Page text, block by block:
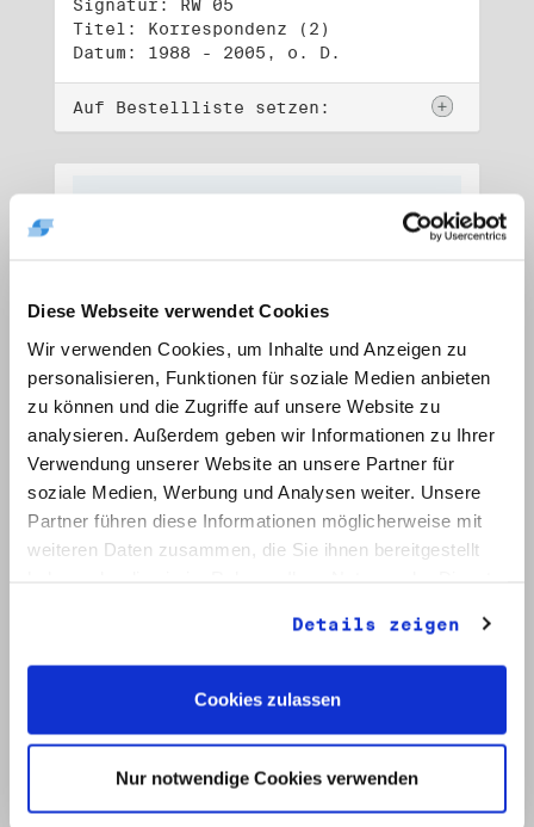
Diese Webseite verwendet Cookies
Wir verwenden Cookies, um Inhalte und Anzeigen zu
personalisieren, Funktionen für soziale Medien anbieten
zu können und die Zugriffe auf unsere Website zu
analysieren. Außerdem geben wir Informationen zu Ihrer
Verwendung unserer Website an unsere Partner für
soziale Medien, Werbung und Analysen weiter. Unsere
Partner führen diese Informationen möglicherweise mit
weiteren Daten zusammen, die Sie ihnen bereitgestellt
Details zeigen
Cookies zulassen
Nur notwendige Cookies verwenden
Signatur: RW 05
Titel: Korrespondenz (2)
Datum: 1988 - 2005, o. D.
Auf Bestellliste setzen:
Signatur: RW 06
Titel: Lebensdokumente
Datum: 1972 - 2001